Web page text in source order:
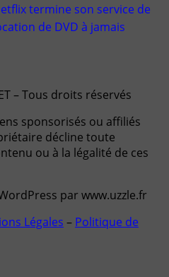
termine son service de
de DVD à jamais
– Tous droits réservés
sponsorisés ou affiliés
décline toute
ou à la légalité de ces
par www.uzzle.fr
Légales – Politique de